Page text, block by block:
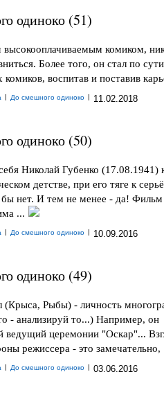
одиноко (51)
комиком,
Более того, он стал по
комиков, воспитав и поставив
| До смешного одиноко | 11.02.2018
одиноко (50)
Николай Губенко (17.08.1941)
детстве, при его тяге к
нет. И тем не менее - да!
...
| До смешного одиноко | 10.09.2016
одиноко (49)
(Крыса, Рыбы) - личность
- анализируй то...) Например, он
ведущий церемонии "Оскар"...
режиссера - это замечательно,
| До смешного одиноко | 03.06.2016